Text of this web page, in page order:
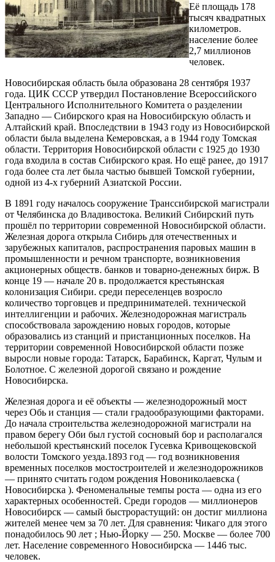
Её площадь 178
тысяч квадратных
километров.
население более
2,7 миллионов
человек.
Новосибирская область была образована 28 сентября 1937
года. ЦИК СССР утвердил Постановление Всероссийского
Центрального Исполнительного Комитета о разделении
Западно — Сибирского края на Новосибирскую область и
Алтайский край. Впоследствии в 1943 году из Новосибирской
области была выделена Кемеровская, а в 1944 году Томская
области. Территория Новосибирской области с 1925 до 1930
года входила в состав Сибирского края. Но ещё ранее, до 1917
года более ста лет была частью бывшей Томской губернии,
одной из 4-х губерний Азиатской России.
В 1891 году началось сооружение Транссибирской магистрали
от Челябинска до Владивостока. Великий Сибирский путь
прошёл по территории современной Новосибирской области.
Железная дорога открыла Сибирь для отечественных и
зарубежных капиталов, распространения паровых машин в
промышленности и речном транспорте, возникновения
акционерных обществ. банков и товарно-денежных бирж. В
конце 19 — начале 20 в. продолжается крестьянская
колонизация Сибири. среди переселенцев возросло
количество торговцев и предпринимателей. технической
интеллигенции и рабочих. Железнодорожная магистраль
способствовала зарождению новых городов, которые
образовались из станций и пристанционных поселков. На
территории современной Новосибирской области позже
выросли новые города: Татарск, Барабинск, Каргат, Чулым и
Болотное. С железной дорогой связано и рождение
Новосибирска.
Железная дорога и её объекты — железнодорожный мост
через Обь и станция — стали градообразующими факторами.
До начала строительства железнодорожной магистрали на
правом берегу Оби был густой сосновый бор и располагался
небольшой крестьянский поселок Гусевка Кривощековской
волости Томского уезда.1893 год — год возникновения
временных поселков мостостроителей и железнодорожников
— принято считать годом рождения Новониколаевска (
Новосибирска ). Феноменальные темпы роста — одна из его
характерных особенностей. Среди городов — миллионеров
Новосибирск — самый быстрорастущий: он достиг миллиона
жителей менее чем за 70 лет. Для сравнения: Чикаго для этого
понадобилось 90 лет ; Нью-Йорку — 250. Москве — более 700
лет. Население современного Новосибирска — 1446 тыс.
человек.